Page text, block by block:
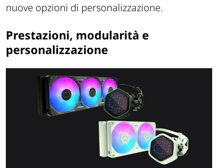
nuove opzioni di personalizzazione.
Prestazioni, modularità e
personalizzazione